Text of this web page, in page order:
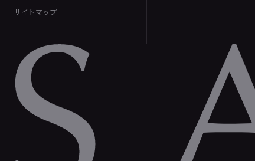
サイトマップ